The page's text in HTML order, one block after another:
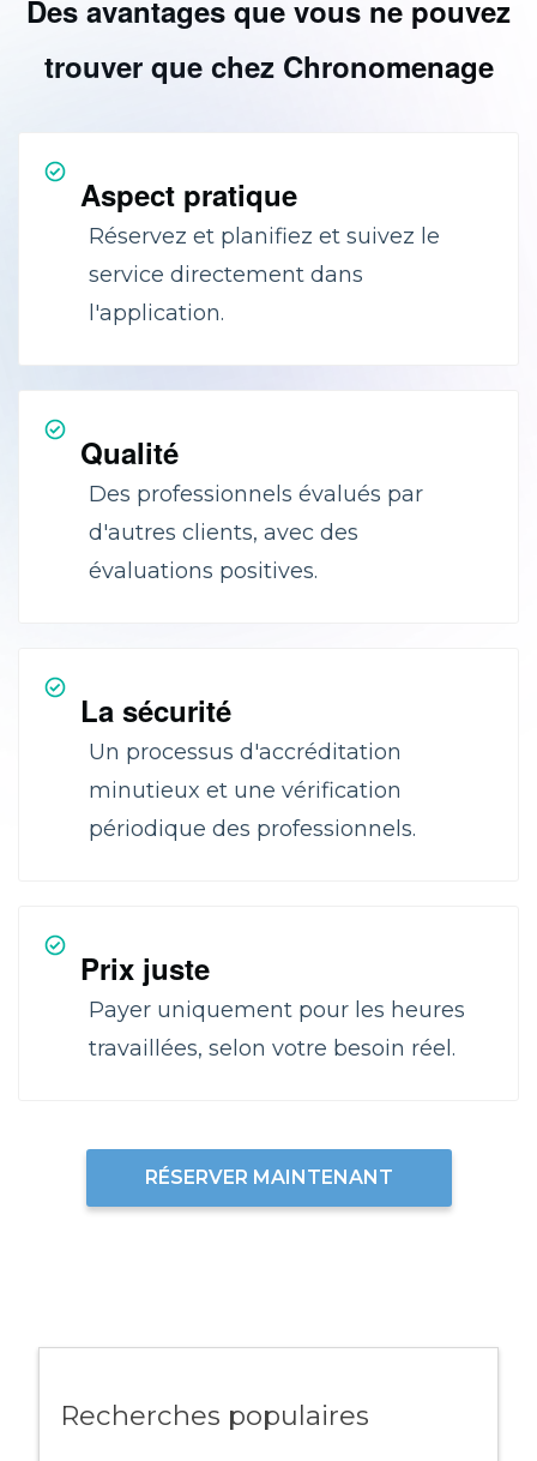
Des avantages que vous ne pouvez
trouver que chez Chronomenage
Aspect pratique
Réservez et planifiez et suivez le
service directement dans
l'application.
Qualité
Des professionnels évalués par
d'autres clients, avec des
évaluations positives.
La sécurité
Un processus d'accréditation
minutieux et une vérification
périodique des professionnels.
Prix juste
Payer uniquement pour les heures
travaillées, selon votre besoin réel.
RÉSERVER MAINTENANT
Recherches populaires